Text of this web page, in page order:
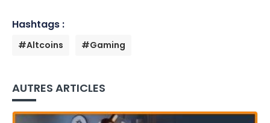
Hashtags :
#Altcoins #Gaming
AUTRES ARTICLES